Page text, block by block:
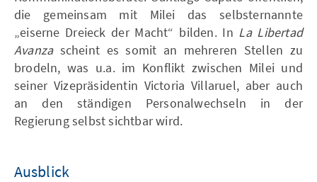
die gemeinsam mit Milei das selbsternannte
„eiserne Dreieck der Macht“ bilden. In La Libertad
Avanzascheint es somit an mehreren Stellen zu
brodeln, was u.a. im Konflikt zwischen Milei und
seiner Vizepräsidentin Victoria Villaruel, aber auch
an den ständigen Personalwechseln in der
Regierung selbst sichtbar wird.
Ausblick